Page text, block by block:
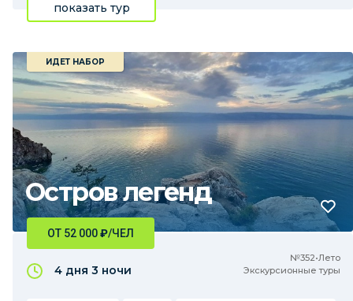
показать тур
Остров легенд
ИДЕТ НАБОР
№352•Лето
Экскурсионные туры
ОТ 52 000₽/ЧЕЛ
4 дня 3 ночи